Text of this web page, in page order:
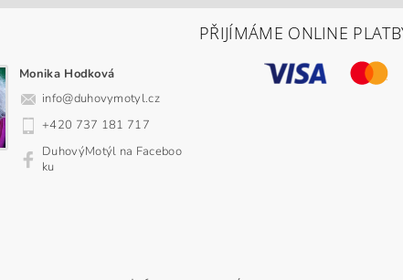
Monika Hodková
info@duhovymotyl.cz
+420 737 181 717
DuhovýMotýl na Faceboo
ku
PŘIJÍMÁME ONLINE